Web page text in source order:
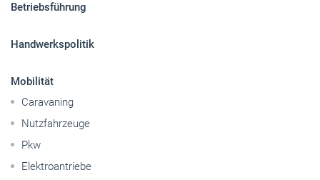
Betriebsführung
Handwerkspolitik
Mobilität
Caravaning
Nutzfahrzeuge
Pkw
Elektroantriebe